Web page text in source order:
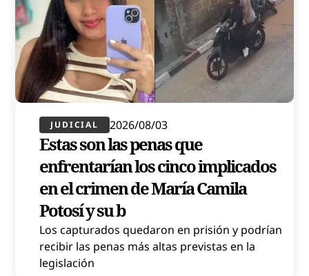
JUDICIAL 2026/08/03
Estas son las penas que
enfrentarían los cinco implicados
en el crimen de María Camila
Potosí y su b
Los capturados quedaron en prisión y podrían
recibir las penas más altas previstas en la
legislación